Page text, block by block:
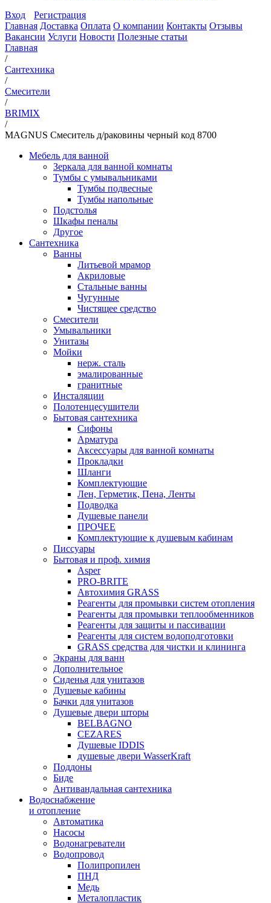
Вход
Регистрация
Главная Доставка Оплата О компании Контакты Отзывы
Вакансии Услуги Новости Полезные статьи
Главная
/
Сантехника
/
Смесители
/
BRIMIX
/
MAGNUS Смеситель д/раковины черный код 8700
Мебель для ванной
Зеркала для ванной комнаты
Тумбы с умывальниками
Тумбы подвесные
Тумбы напольные
Подстолья
Шкафы пеналы
Другое
Сантехника
Ванны
Литьевой мрамор
Акриловые
Стальные ванны
Чугунные
Чистящее средство
Смесители
Умывальники
Унитазы
Мойки
нерж. сталь
эмалированные
гранитные
Инсталяции
Полотенцесушители
Бытовая сантехника
Сифоны
Арматура
Аксессуары для ванной комнаты
Прокладки
Шланги
Комплектующие
Лен, Герметик, Пена, Ленты
Подводка
Душевые панели
ПРОЧЕЕ
Комплектующие к душевым кабинам
Писсуары
Бытовая и проф. химия
Asper
PRO-BRITE
Автохимия GRASS
Реагенты для промывки систем отопления
Реагенты для промывки теплообменников
Реагенты для защиты и пассивации
Реагенты для систем водоподготовки
GRASS средства для чистки и клининга
Экраны для ванн
Дополнительное
Сиденья для унитазов
Душевые кабины
Бачки для унитазов
Душевые двери шторы
BELBAGNO
CEZARES
Душевые IDDIS
душевые двери WasserKraft
Поддоны
Биде
Антивандальная сантехника
Водоснабжение
и отопление
Автоматика
Насосы
Водонагреватели
Водопровод
Полипропилен
ПНД
Медь
Металопластик